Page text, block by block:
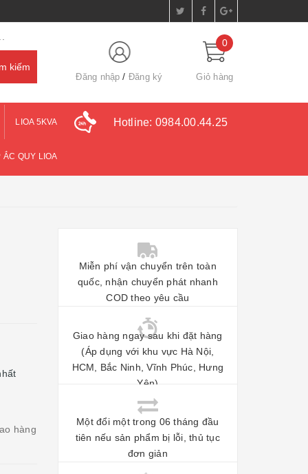
Đăng nhập Đăng ký
0
Giỏ hàng
LIOA 5KVA
ẮC QUY LIOA
Hotline: 0984.00.44.25
hàng
Miễn phí vận chuyển trên toàn
quốc, nhận chuyển phát nhanh
COD theo yêu cầu
Giao hàng ngay sau khi đặt hàng
(Áp dụng với khu vực Hà Nội,
HCM, Bắc Ninh, Vĩnh Phúc, Hưng
Yên)
Một đổi một trong 06 tháng đầu
tiên nếu sản phẩm bị lỗi, thủ tục
đơn giản